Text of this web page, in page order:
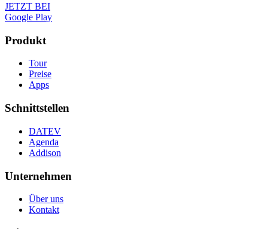
JETZT BEI
Google Play
Produkt
Tour
Preise
Apps
Schnittstellen
DATEV
Agenda
Addison
Unternehmen
Über uns
Kontakt